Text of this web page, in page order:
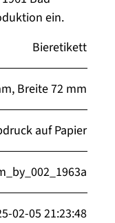
ein.
Bieretikett
Breite 72 mm
auf Papier
02-05 21:23:48